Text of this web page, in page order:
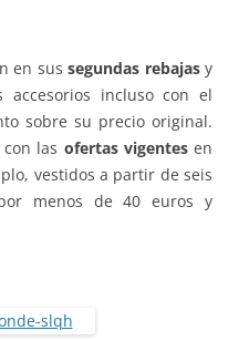
en sus segundas rebajasy
accesorios incluso con el
sobre su precio original.
las ofertas vigentesen
vestidos a partir de seis
menos de 40 euros y